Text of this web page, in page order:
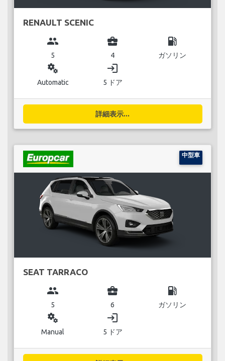
RENAULT SCENIC
group
5
business_center
4
local_gas_station
ガソリン
miscellaneous_services
Automatic
login
5 ドア
詳細表示...
中型車
SEAT TARRACO
group
5
business_center
6
local_gas_station
ガソリン
miscellaneous_services
Manual
login
5 ドア